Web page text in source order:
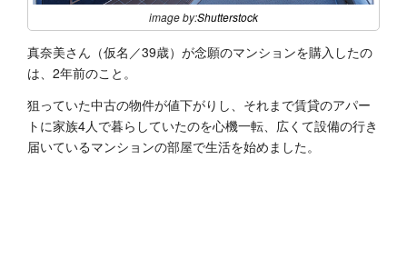
image by:Shutterstock
真奈美さん（仮名／39歳）が念願のマンションを購入したの
は、2年前のこと。
狙っていた中古の物件が値下がりし、それまで賃貸のアパー
トに家族4人で暮らしていたのを心機一転、広くて設備の行き
届いているマンションの部屋で生活を始めました。